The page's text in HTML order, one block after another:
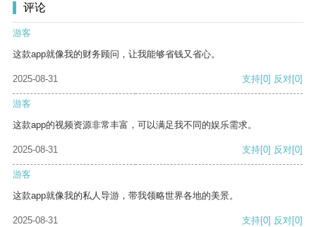
评论
游客
这款app就像我的财务顾问，让我能够省钱又省心。
2025-08-31 支持[0] 反对[0]
游客
这款app的视频资源非常丰富，可以满足我不同的娱乐需求。
2025-08-31 支持[0] 反对[0]
游客
这款app就像我的私人导游，带我领略世界各地的美景。
2025-08-31 支持[0] 反对[0]